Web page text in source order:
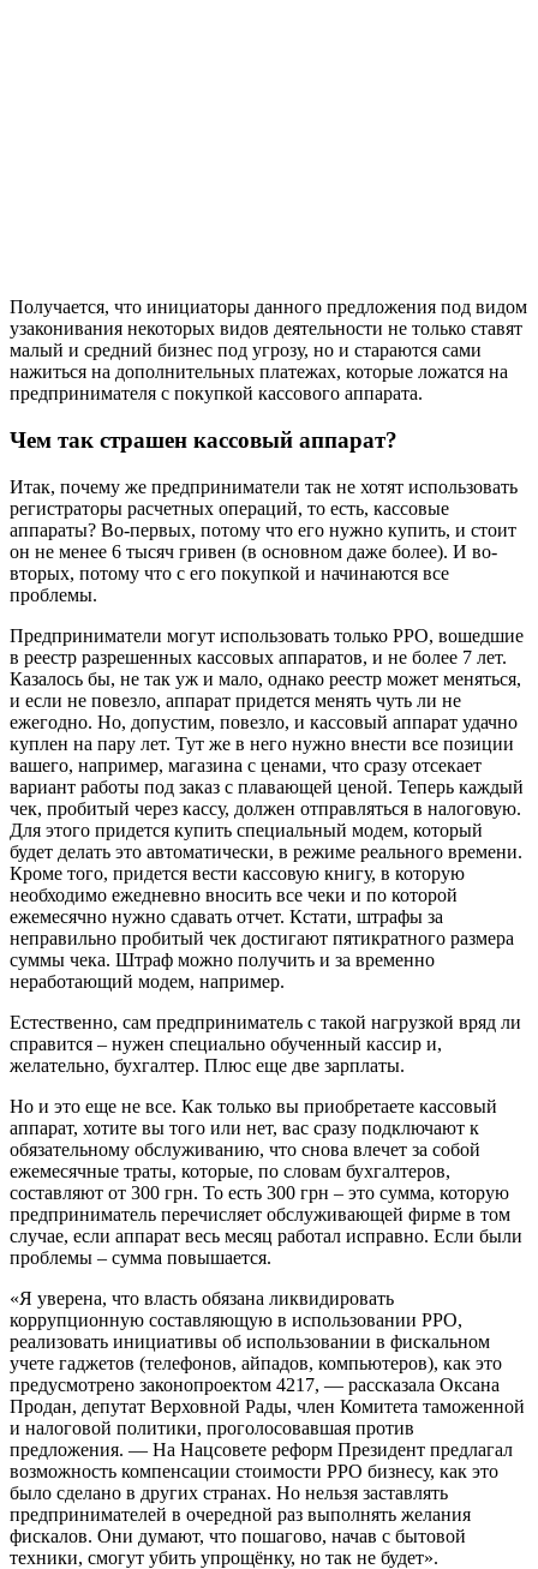
Получается, что инициаторы данного предложения под видом
узаконивания некоторых видов деятельности не только ставят
малый и средний бизнес под угрозу, но и стараются сами
нажиться на дополнительных платежах, которые ложатся на
предпринимателя с покупкой кассового аппарата.
Чем так страшен кассовый аппарат?
Итак, почему же предприниматели так не хотят использовать
регистраторы расчетных операций, то есть, кассовые
аппараты? Во-первых, потому что его нужно купить, и стоит
он не менее 6 тысяч гривен (в основном даже более). И во-
вторых, потому что с его покупкой и начинаются все
проблемы.
Предприниматели могут использовать только РРО, вошедшие
в реестр разрешенных кассовых аппаратов, и не более 7 лет.
Казалось бы, не так уж и мало, однако реестр может меняться,
и если не повезло, аппарат придется менять чуть ли не
ежегодно. Но, допустим, повезло, и кассовый аппарат удачно
куплен на пару лет. Тут же в него нужно внести все позиции
вашего, например, магазина с ценами, что сразу отсекает
вариант работы под заказ с плавающей ценой. Теперь каждый
чек, пробитый через кассу, должен отправляться в налоговую.
Для этого придется купить специальный модем, который
будет делать это автоматически, в режиме реального времени.
Кроме того, придется вести кассовую книгу, в которую
необходимо ежедневно вносить все чеки и по которой
ежемесячно нужно сдавать отчет. Кстати, штрафы за
неправильно пробитый чек достигают пятикратного размера
суммы чека. Штраф можно получить и за временно
неработающий модем, например.
Естественно, сам предприниматель с такой нагрузкой вряд ли
справится – нужен специально обученный кассир и,
желательно, бухгалтер. Плюс еще две зарплаты.
Но и это еще не все. Как только вы приобретаете кассовый
аппарат, хотите вы того или нет, вас сразу подключают к
обязательному обслуживанию, что снова влечет за собой
ежемесячные траты, которые, по словам бухгалтеров,
составляют от 300 грн. То есть 300 грн – это сумма, которую
предприниматель перечисляет обслуживающей фирме в том
случае, если аппарат весь месяц работал исправно. Если были
проблемы – сумма повышается.
«Я уверена, что власть обязана ликвидировать
коррупционную составляющую в использовании РРО,
реализовать инициативы об использовании в фискальном
учете гаджетов (телефонов, айпадов, компьютеров), как это
предусмотрено законопроектом 4217, — рассказала Оксана
Продан, депутат Верховной Рады, член Комитета таможенной
и налоговой политики, проголосовавшая против
предложения. — На Нацсовете реформ Президент предлагал
возможность компенсации стоимости РРО бизнесу, как это
было сделано в других странах. Но нельзя заставлять
предпринимателей в очередной раз выполнять желания
фискалов. Они думают, что пошагово, начав с бытовой
техники, смогут убить упрощёнку, но так не будет».